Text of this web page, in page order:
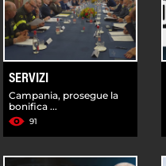
SERVIZI
Campania, prosegue la
bonifica ...
91